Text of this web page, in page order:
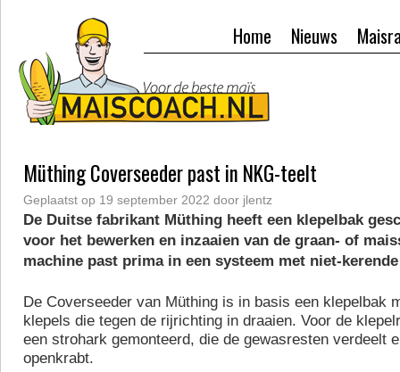
Nieuws
Home
Müthing Coverseeder past in NKG-teelt
Geplaatst op 19 september 2022 door jlentz
De Duitse fabrikant Müthing heeft een klepelbak
voor het bewerken en inzaaien van de graan- of
machine past prima in een systeem met niet-
De Coverseeder van Müthing is in basis een klepelbak
klepels die tegen de rijrichting in draaien. Voor de
een strohark gemonteerd, die de gewasresten verdeelt
openkrabt.